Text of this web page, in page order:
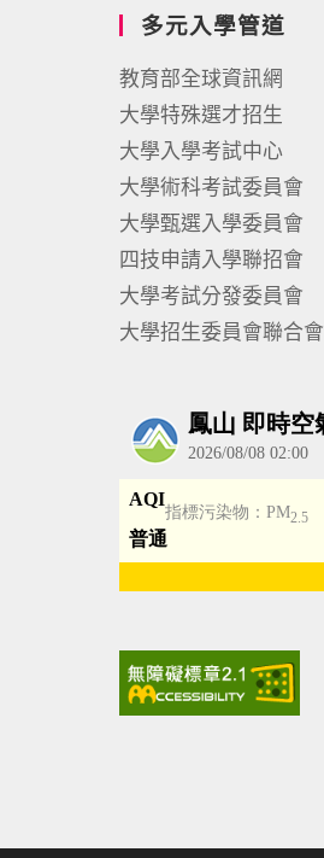
多元入學管道
教育部全球資訊網
大學特殊選才招生
大學入學考試中心
大學術科考試委員會
大學甄選入學委員會
四技申請入學聯招會
大學考試分發委員會
大學招生委員會聯合會